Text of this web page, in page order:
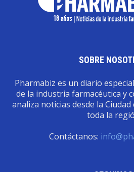
SOBRE
Pharmabiz es un diario
de la industria farmacéutica y
analiza noticias desde la
toda la
Contáctanos: